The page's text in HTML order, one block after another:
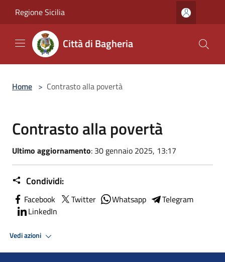
Regione Sicilia
Città di Bagheria
Home > Contrasto alla povertà
Contrasto alla povertà
Ultimo aggiornamento: 30 gennaio 2025, 13:17
Condividi:
Facebook Twitter Whatsapp
Telegram
LinkedIn
Vedi azioni